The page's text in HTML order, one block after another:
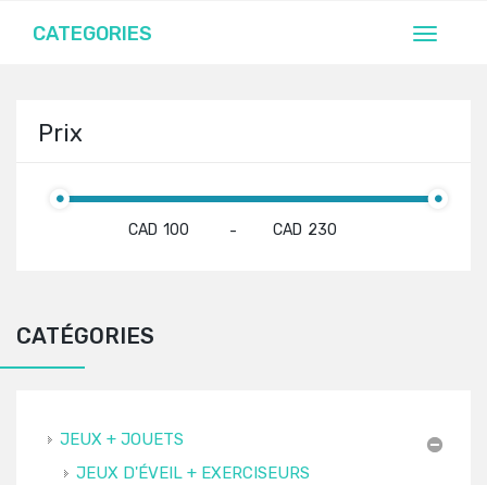
CATEGORIES
Prix
CAD - CAD
CATÉGORIES
JEUX + JOUETS
JEUX D'ÉVEIL + EXERCISEURS